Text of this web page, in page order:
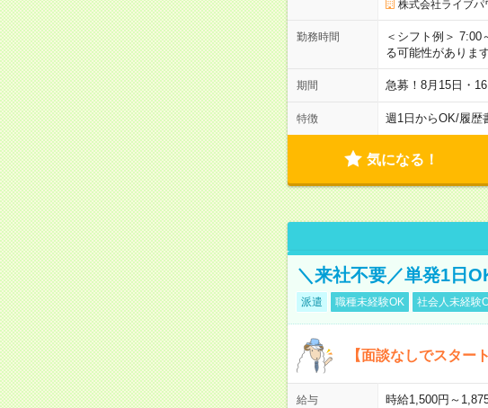
株式会社ライブパ
勤務時間
＜シフト例＞
る可能性がありま
期間 急募！8月15日・16
特徴 週1日からOK/履歴
気になる！
＼来社不要／単発1日
派遣 職種未経験OK 社会人未経験
【面談なしでスター
給与 時給1,500円～